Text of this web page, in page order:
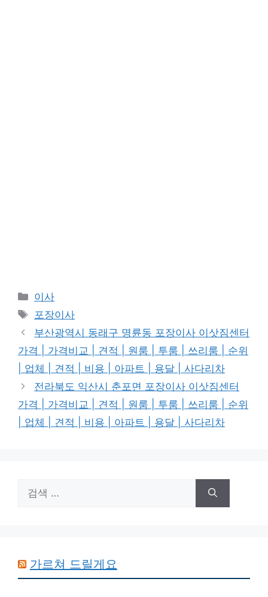
카
테
리
이사
태
그
포장이사
부산광역시 동래구 명륜동 포장이사 이삿짐센터
가격 | 가격비교 | 견적 | 원룸 | 투룸 | 쓰리룸 | 순위
| 업체 | 견적 | 비용 | 아파트 | 용달 | 사다리차
전라북도 익산시 춘포면 포장이사 이삿짐센터
가격 | 가격비교 | 견적 | 원룸 | 투룸 | 쓰리룸 | 순위
| 업체 | 견적 | 비용 | 아파트 | 용달 | 사다리차
색:
가르쳐 드릴게요